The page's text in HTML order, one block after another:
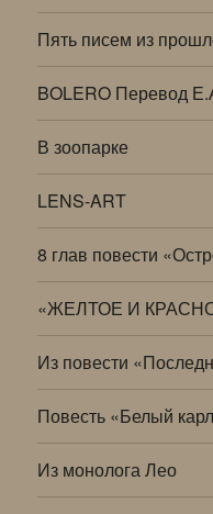
Пять писем из
BOLERO Перевод
В зоопарке
LENS-ART
8 глав повести
«ЖЕЛТОЕ И
Из повести
Повесть «Белый
Из монолога Лео